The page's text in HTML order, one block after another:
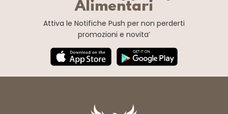
Alimentari
Attiva le Notifiche Push per non perderti
promozioni e novita’